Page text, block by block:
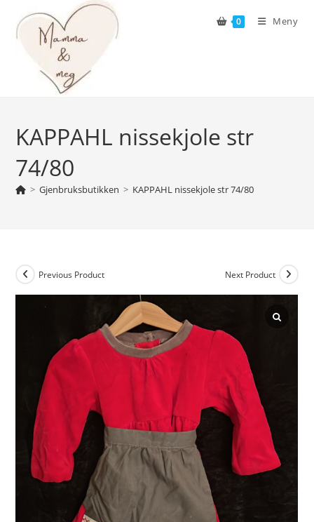
content
0 Meny
KAPPAHL nissekjole str
74/80
> Gjenbruksbutikken > KAPPAHL nissekjole str 74/80
Previous Product Next Product